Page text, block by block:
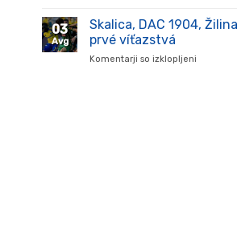
v oslavuje,
03
Avg
Skalica, DAC 1904,
prvé víťazstvá
Komentarji so izklopljeni